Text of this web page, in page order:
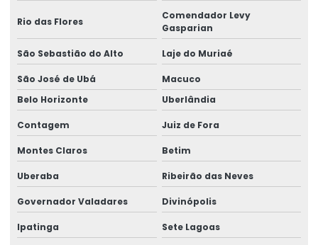
Rio das Flores
Comendador Levy
Gasparian
São Sebastião do Alto Laje do Muriaé
São José de Ubá
Macuco
Belo Horizonte
Uberlândia
Contagem Juiz de Fora
Montes Claros Betim
Uberaba Ribeirão das Neves
Governador Valadares Divinópolis
Ipatinga Sete Lagoas